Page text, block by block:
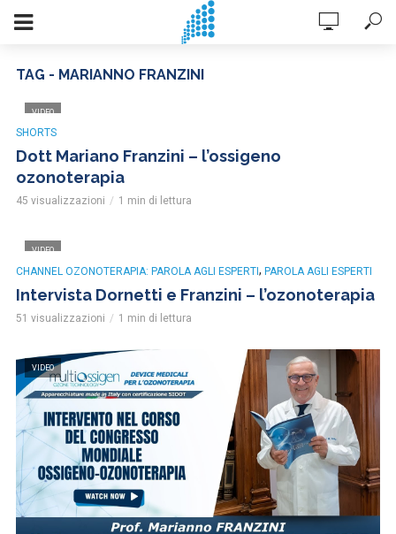
TAG - MARIANNO FRANZINI
VIDEO
SHORTS
Dott Mariano Franzini – l’ossigeno
ozonoterapia
45 visualizzazioni 1 min di lettura
VIDEO
CHANNEL OZONOTERAPIA: PAROLA AGLI ESPERTI, PAROLA AGLI ESPERTI
Intervista Dornetti e Franzini – l’ozonoterapia
51 visualizzazioni 1 min di lettura
VIDEO